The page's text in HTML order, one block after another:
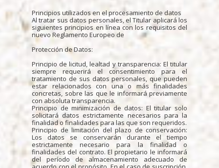
Principios utilizados en el procesamiento de datos
Al tratar sus datos personales, el Titular aplicará los
siguientes principios en línea con los requisitos del
nuevo Reglamento Europeo de
Protección de Datos:
Principio de licitud, lealtad y transparencia: El titular
siempre requerirá el consentimiento para el
tratamiento de sus datos personales, que pueden
estar relacionados con una o más finalidades
concretas, sobre las que le informará previamente
con absoluta transparencia.
Principio de minimización de datos: El titular solo
solicitará datos estrictamente necesarios para la
finalidad o finalidades para las que son requeridos.
Principio de limitación del plazo de conservación:
Los datos se conservarán durante el tiempo
estrictamente necesario para la finalidad o
finalidades del contrato. El propietario le informará
del período de almacenamiento adecuado de